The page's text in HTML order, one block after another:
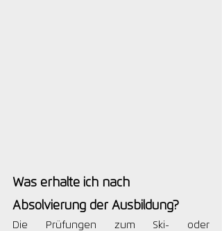
Was erhalte ich nach
Absolvierung der Ausbildung?
Die Prüfungen zum Ski- oder